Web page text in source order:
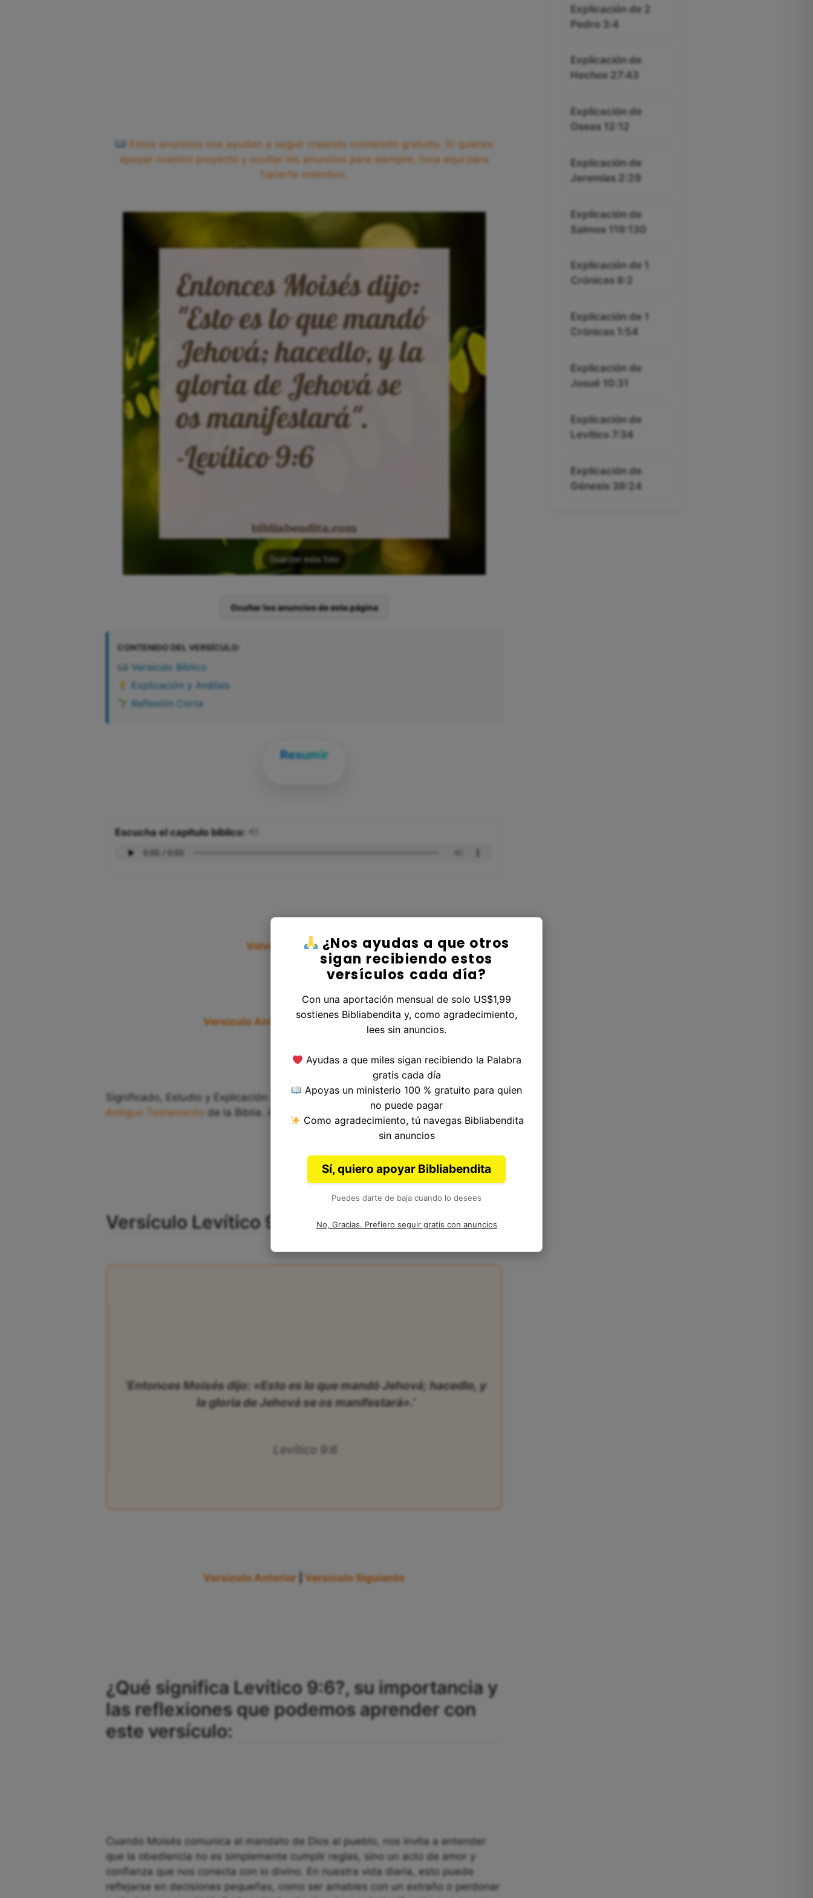
Estos anuncios nos ayudan a seguir creando contenido gratuito. Si quieres
apoyar nuestro proyecto y ocultar los anuncios para siempre, toca aquí para
hacerte miembro.
Guardar esta foto
Ocultar los anuncios de esta página
CONTENIDO DEL VERSÍCULO:
Versículo Bíblico
Explicación y Análisis
Reflexión Corta
Resumir
Escucha el capítulo bíblico:
Volver al Libro Levítico
Versículo Anterior|Versículo Siguiente
Significado, Estudio y Explicación del Versículo 6, Capítulo 9, Libro de Levítico del
Antiguo Testamentode la Biblia. Autor: Moisés.
Versículo Levítico 9:6 de la Biblia
‘Entonces Moisés dijo: «Esto es lo que mandó Jehová; hacedlo, y
la gloria de Jehová se os manifestará».’
Levítico 9:6
Versículo Anterior |Versículo Siguiente
¿Qué significa Levítico 9:6?, su importancia y
las reflexiones que podemos aprender con
este versículo:
Cuando Moisés comunica el mandato de Dios al pueblo, nos invita a entender
que la obediencia no es simplemente cumplir reglas, sino un acto de amor y
confianza que nos conecta con lo divino. En nuestra vida diaria, esto puede
reflejarse en decisiones pequeñas, como ser amables con un extraño o perdonar
Explicación de 2
Pedro 3:4
Explicación de
Hechos 27:43
Explicación de
Oseas 12:12
Explicación de
Jeremías 2:29
Explicación de
Salmos 119:130
Explicación de 1
Crónicas 6:2
Explicación de 1
Crónicas 1:54
Explicación de
Josué 10:31
Explicación de
Levítico 7:34
Explicación de
Génesis 38:24
¿Nos ayudas a que otros
sigan recibiendo estos
versículos cada día?
Con una aportación mensual de solo US$1,99
sostienes Bibliabendita y, como agradecimiento,
lees sin anuncios.
Ayudas a que miles sigan recibiendo la Palabra
gratis cada día
Apoyas un ministerio 100 % gratuito para quien
no puede pagar
Como agradecimiento, tú navegas Bibliabendita
sin anuncios
Sí, quiero apoyar Bibliabendita
Puedes darte de baja cuando lo desees
No, Gracias. Prefiero seguir gratis con anuncios